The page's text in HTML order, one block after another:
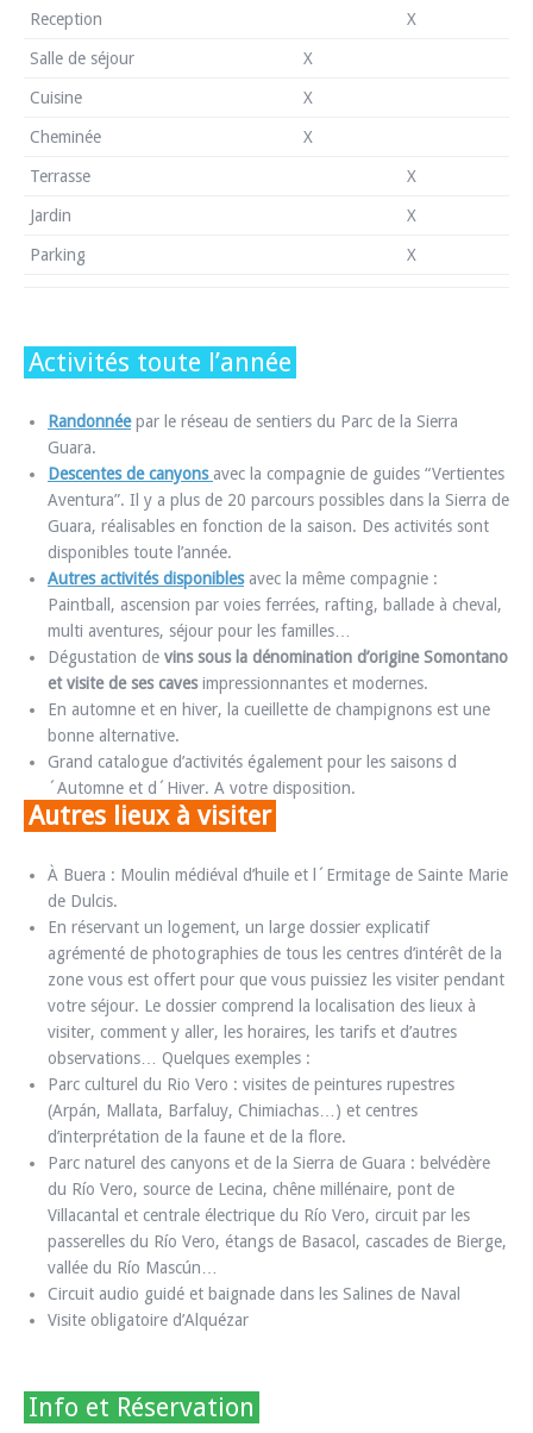
Reception X
Salle de séjour X
Cuisine X
Cheminée X
Terrasse X
Jardin X
Parking X
Activités toute l’année
Randonnéepar le réseau de sentiers du Parc de la Sierra
Guara.
Descentes de canyons avec la compagnie de guides “Vertientes
Aventura”. Il y a plus de 20 parcours possibles dans la Sierra de
Guara, réalisables en fonction de la saison. Des activités sont
disponibles toute l’année.
Autres activités disponiblesavec la même compagnie :
Paintball, ascension par voies ferrées, rafting, ballade à cheval,
multi aventures, séjour pour les familles…
Dégustation de vins sous la dénomination d’origine Somontano
et visite de ses cavesimpressionnantes et modernes.
En automne et en hiver, la cueillette de champignons est une
bonne alternative.
Grand catalogue d’activités également pour les saisons d
´Automne et d´Hiver. A votre disposition.
Autres lieux à visiter
À Buera : Moulin médiéval d’huile et l´Ermitage de Sainte Marie
de Dulcis.
En réservant un logement, un large dossier explicatif
agrémenté de photographies de tous les centres d’intérêt de la
zone vous est offert pour que vous puissiez les visiter pendant
votre séjour. Le dossier comprend la localisation des lieux à
visiter, comment y aller, les horaires, les tarifs et d’autres
observations… Quelques exemples :
Parc culturel du Rio Vero : visites de peintures rupestres
(Arpán, Mallata, Barfaluy, Chimiachas…) et centres
d’interprétation de la faune et de la flore.
Parc naturel des canyons et de la Sierra de Guara : belvédère
du Río Vero, source de Lecina, chêne millénaire, pont de
Villacantal et centrale électrique du Río Vero, circuit par les
passerelles du Río Vero, étangs de Basacol, cascades de Bierge,
vallée du Río Mascún…
Circuit audio guidé et baignade dans les Salines de Naval
Visite obligatoire d’Alquézar
Info et Réservation